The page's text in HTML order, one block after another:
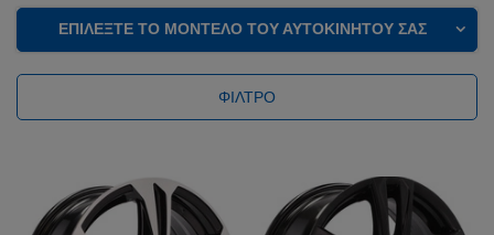
ΕΠΙΛΈΞΤΕ ΤΟ ΜΟΝΤΈΛΟ ΤΟΥ ΑΥΤΟΚΙΝΉΤΟΥ ΣΑΣ
ΦΊΛΤΡΟ